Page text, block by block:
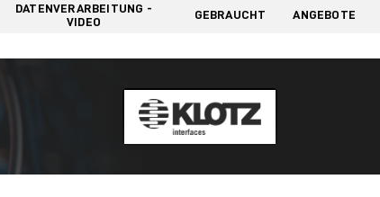
DATENVERARBEITUNG -
VIDEO
GEBRAUCHT ANGEBOTE